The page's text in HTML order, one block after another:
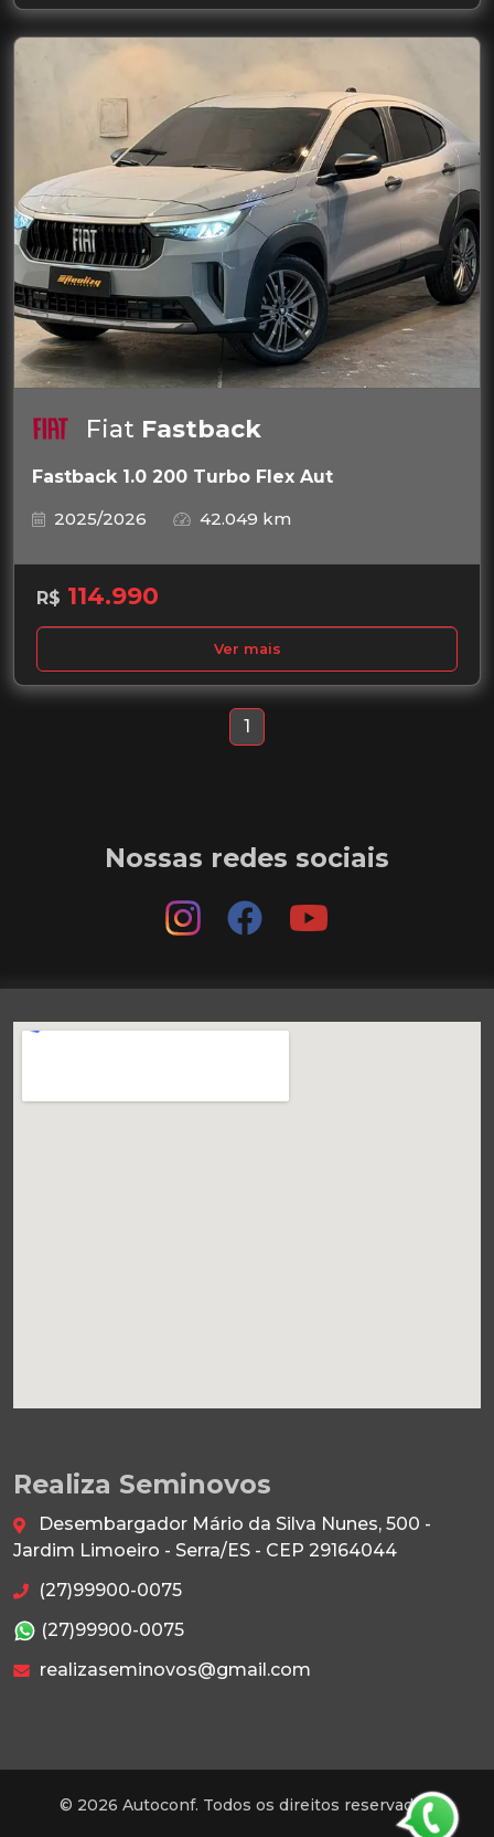
Fiat Fastback
Fastback 1.0 200 Turbo Flex Aut
2025/2026
42.049 km
R$ 114.990
Ver mais
1
Nossas redes sociais
Realiza Seminovos
Desembargador Mário da Silva Nunes, 500 -
Jardim Limoeiro - Serra/ES - CEP 29164044
(27)99900-0075
(27)99900-0075
realizaseminovos@gmail.com
© 2026 Autoconf. Todos os direitos reservados.